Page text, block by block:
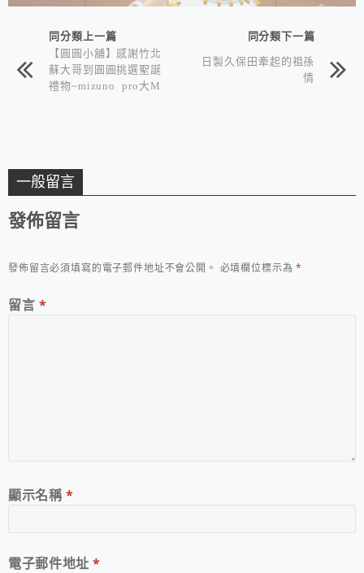
同分類上一篇
【圓圓小舖】感謝竹北
蘇大哥到圓圓挑選聖誕
禮物~mizuno pro大M
同分類下一篇
日製久保田牽起的祖孫
情
一般留言
發佈留言
發佈留言必須填寫的電子郵件地址不會公開。 必填欄位標示為*
留言 *
顯示名稱*
電子郵件地址*